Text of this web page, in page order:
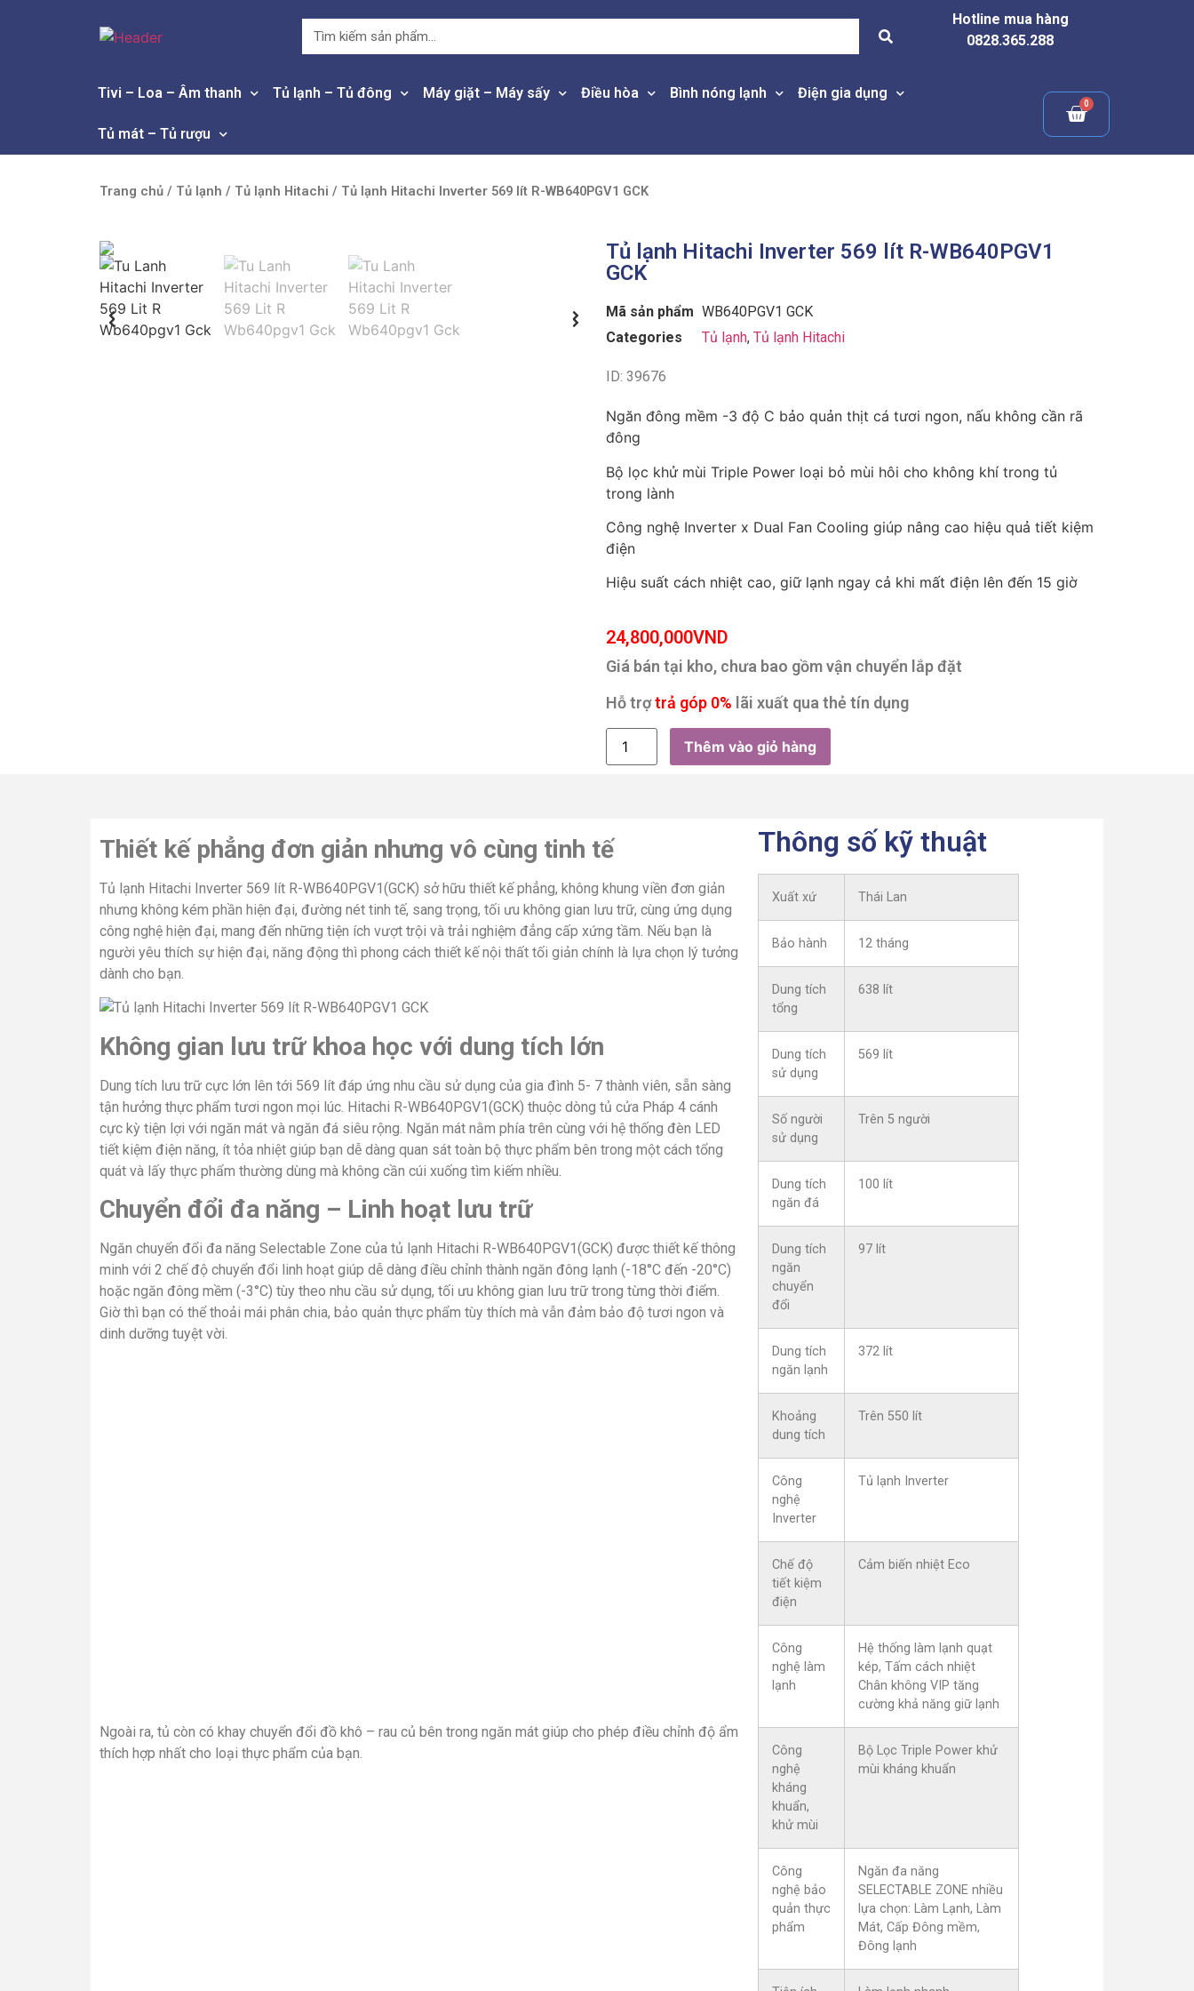
Hotline mua hàng
0828.365.288
Tivi – Loa – Âm thanh Tủ lạnh – Tủ đông Máy giặt – Máy sấy Điều hòa Bình nóng lạnh Điện gia dụng
Tủ mát – Tủ rượu
Trang chủ / Tủ lạnh / Tủ lạnh Hitachi / Tủ lạnh Hitachi Inverter 569 lít R-WB640PGV1 GCK
Tủ lạnh Hitachi Inverter 569 lít R-WB640PGV1
GCK
Mã sản phẩm WB640PGV1 GCK
Categories
Tủ lạnh, Tủ lạnh Hitachi
ID: 39676
Ngăn đông mềm -3 độ C bảo quản thịt cá tươi ngon, nấu không cần rã
đông
Bộ lọc khử mùi Triple Power loại bỏ mùi hôi cho không khí trong tủ
trong lành
Công nghệ Inverter x Dual Fan Cooling giúp nâng cao hiệu quả tiết kiệm
điện
Hiệu suất cách nhiệt cao, giữ lạnh ngay cả khi mất điện lên đến 15 giờ
24,800,000VND
Giá bán tại kho, chưa bao gồm vận chuyển lắp đặt
Hỗ trợtrả góp 0% lãi xuất qua thẻ tín dụng
Thêm vào giỏ hàng
Thiết kế phẳng đơn giản nhưng vô cùng tinh tế
Tủ lạnh Hitachi Inverter 569 lít R-WB640PGV1(GCK) sở hữu thiết kế phẳng, không khung viền đơn giản
nhưng không kém phần hiện đại, đường nét tinh tế, sang trọng, tối ưu không gian lưu trữ, cùng ứng dụng
công nghệ hiện đại, mang đến những tiện ích vượt trội và trải nghiệm đẳng cấp xứng tầm. Nếu bạn là
người yêu thích sự hiện đại, năng động thì phong cách thiết kế nội thất tối giản chính là lựa chọn lý tưởng
dành cho bạn.
Không gian lưu trữ khoa học với dung tích lớn
Dung tích lưu trữ cực lớn lên tới 569 lít đáp ứng nhu cầu sử dụng của gia đình 5- 7 thành viên, sẵn sàng
tận hưởng thực phẩm tươi ngon mọi lúc. Hitachi R-WB640PGV1(GCK) thuộc dòng tủ cửa Pháp 4 cánh
cực kỳ tiện lợi với ngăn mát và ngăn đá siêu rộng. Ngăn mát nằm phía trên cùng với hệ thống đèn LED
tiết kiệm điện năng, ít tỏa nhiệt giúp bạn dễ dàng quan sát toàn bộ thực phẩm bên trong một cách tổng
quát và lấy thực phẩm thường dùng mà không cần cúi xuống tìm kiếm nhiều.
Chuyển đổi đa năng – Linh hoạt lưu trữ
Ngăn chuyển đổi đa năng Selectable Zone của tủ lạnh Hitachi R-WB640PGV1(GCK) được thiết kế thông
minh với 2 chế độ chuyển đổi linh hoạt giúp dễ dàng điều chỉnh thành ngăn đông lạnh (-18°C đến -20°C)
hoặc ngăn đông mềm (-3°C) tùy theo nhu cầu sử dụng, tối ưu không gian lưu trữ trong từng thời điểm.
Giờ thì bạn có thể thoải mái phân chia, bảo quản thực phẩm tùy thích mà vẫn đảm bảo độ tươi ngon và
dinh dưỡng tuyệt vời.
Ngoài ra, tủ còn có khay chuyển đổi đồ khô – rau củ bên trong ngăn mát giúp cho phép điều chỉnh độ ẩm
thích hợp nhất cho loại thực phẩm của bạn.
Thông số kỹ thuật
Xuất xứ Thái Lan
Bảo hành 12 tháng
Dung tích
tổng
638 lít
Dung tích
sử dụng
569 lít
Số người
sử dụng
Trên 5 người
Dung tích
ngăn đá
100 lít
Dung tích
ngăn
chuyển
đổi
97 lít
Dung tích
ngăn lạnh
372 lít
Khoảng
dung tích
Trên 550 lít
Công
nghệ
Inverter
Tủ lạnh Inverter
Chế độ
tiết kiệm
điện
Cảm biến nhiệt Eco
Công
nghệ làm
lạnh
Hệ thống làm lạnh quạt
kép, Tấm cách nhiệt
Chân không VIP tăng
cường khả năng giữ lạnh
Công
nghệ
kháng
khuẩn,
khử mùi
Bộ Lọc Triple Power khử
mùi kháng khuẩn
Công
nghệ bảo
quản thực
phẩm
Ngăn đa năng
SELECTABLE ZONE nhiều
lựa chọn: Làm Lạnh, Làm
Mát, Cấp Đông mềm,
Đông lạnh